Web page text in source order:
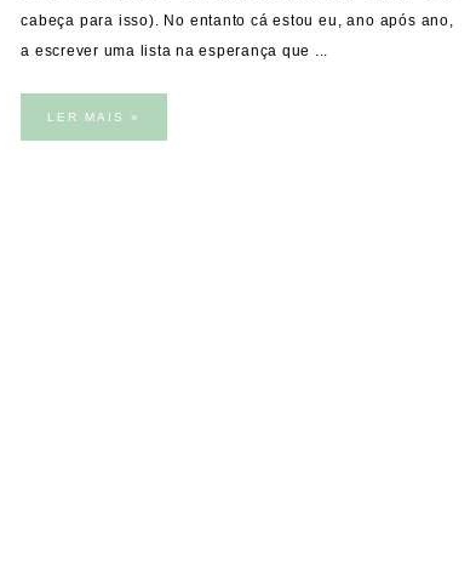
cabeça para isso). No entanto cá estou eu, ano após ano,
a escrever uma lista na esperança que ...
LER MAIS »